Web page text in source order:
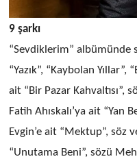
9 şarkı
“Sevdiklerim” albümünde
“Yazık”, “Kaybolan Yıllar”,
ait “Bir Pazar Kahvaltısı”,
Fatih Ahıskalı’ya ait “Yan
Evgin’e ait “Mektup”, söz
“Unutama Beni”, sözü